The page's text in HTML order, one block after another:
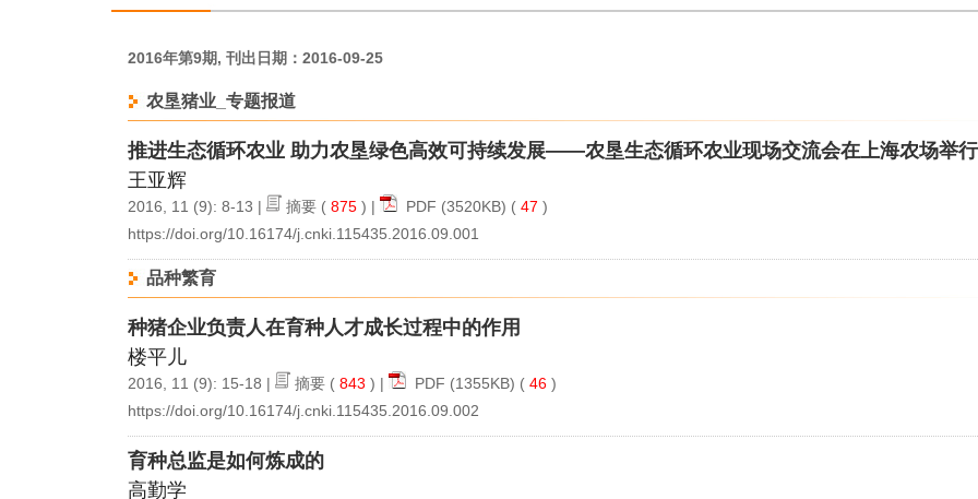
2016年第9期, 刊出日期：2016-09-25
农垦猪业_专题报道
推进生态循环农业 助力农垦绿色高效可持续发展——农垦生态循环农业现场交流会在上海农场举行
王亚辉
2016, 11 (9): 8-13 | 摘要 ( 875 ) | PDF (3520KB) ( 47 )
https://doi.org/10.16174/j.cnki.115435.2016.09.001
品种繁育
种猪企业负责人在育种人才成长过程中的作用
楼平儿
2016, 11 (9): 15-18 | 摘要 ( 843 ) | PDF (1355KB) ( 46 )
https://doi.org/10.16174/j.cnki.115435.2016.09.002
育种总监是如何炼成的
高勤学